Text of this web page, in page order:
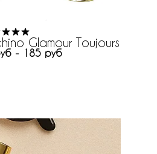
Glamour Toujours
- 185 руб